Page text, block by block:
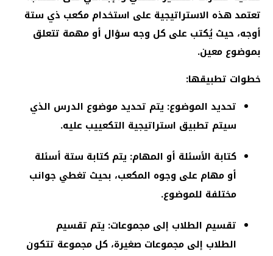
تعتمد هذه الاستراتيجية على استخدام مكعب ذي ستة
أوجه، حيث يُكتب على كل وجه سؤال أو مهمة تتعلق
بموضوع معين.
خطوات تطبيقها:
تحديد الموضوع: يتم تحديد موضوع الدرس الذي
سيتم تطبيق استراتيجية التكعييب عليه.
كتابة الأسئلة أو المهام: يتم كتابة ستة أسئلة
أو مهام على وجوه المكعب، بحيث تغطي جوانب
مختلفة للموضوع.
تقسيم الطلاب إلى مجموعات: يتم تقسيم
الطلاب إلى مجموعات صغيرة، كل مجموعة تتكون